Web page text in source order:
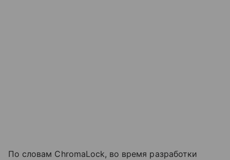
По словам ChromaLock, во время разработки